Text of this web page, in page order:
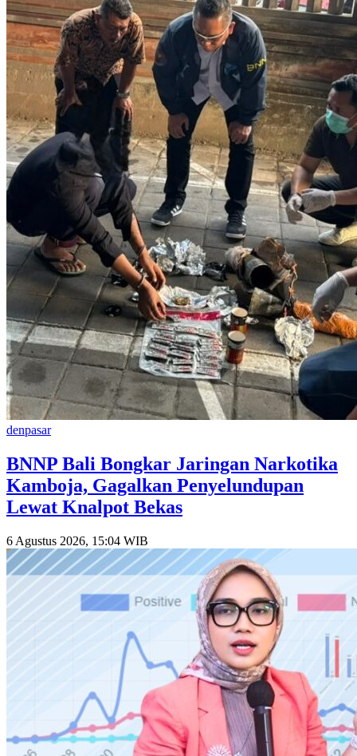
denpasar
BNNP Bali Bongkar Jaringan Narkotika
Kamboja, Gagalkan Penyelundupan
Lewat Knalpot Bekas
6 Agustus 2026, 15:04 WIB